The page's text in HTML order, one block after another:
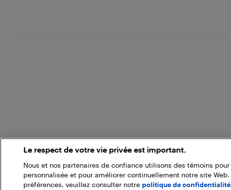
Le respect de votre vie privée est important.
Nous et nos partenaires de confiance utilisons des témoins
personnalisée et pour améliorer continuellement notre site
préférences, veuillez consulter notre politique de